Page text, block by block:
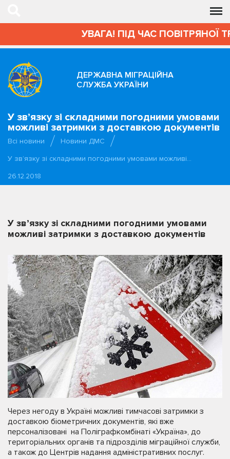
УВАГА! ПІД ЧАС ПОВІТРЯНОЇ
ДЕРЖАВНА МІГРАЦІЙНА
СЛУЖБА УКРАЇНИ
У зв’язку зі складними погодними умовами
можливі затримки з доставкою документів
Всі новини
Новини ДМС
У зв’язку зі складними погодними умовами можливі…
26.12.2018
У зв’язку зі складними погодними умовами
можливі затримки з доставкою документів
Через негоду в Україні можливі тимчасові затримки з
доставкою біометричних документів, які вже
персоналізовані на Поліграфкомбінаті «Україна», до
територіальних органів та підрозділів міграційної служби,
а також до Центрів надання адміністративних послуг.